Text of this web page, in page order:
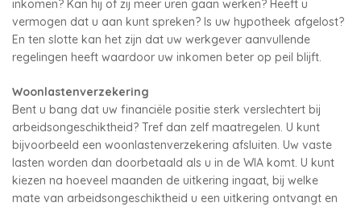
inkomen? Kan hij of zij meer uren gaan werken? Heeft u
vermogen dat u aan kunt spreken? Is uw hypotheek afgelost?
En ten slotte kan het zijn dat uw werkgever aanvullende
regelingen heeft waardoor uw inkomen beter op peil blijft.
Woonlastenverzekering
Bent u bang dat uw financiële positie sterk verslechtert bij
arbeidsongeschiktheid? Tref dan zelf maatregelen. U kunt
bijvoorbeeld een woonlastenverzekering afsluiten. Uw vaste
lasten worden dan doorbetaald als u in de WIA komt. U kunt
kiezen na hoeveel maanden de uitkering ingaat, bij welke
mate van arbeidsongeschiktheid u een uitkering ontvangt en